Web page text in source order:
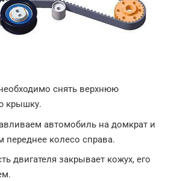
снять верхнюю
крышку.
автомобиль на домкрат и
переднее колесо справа.
двигателя закрывает кожух, его